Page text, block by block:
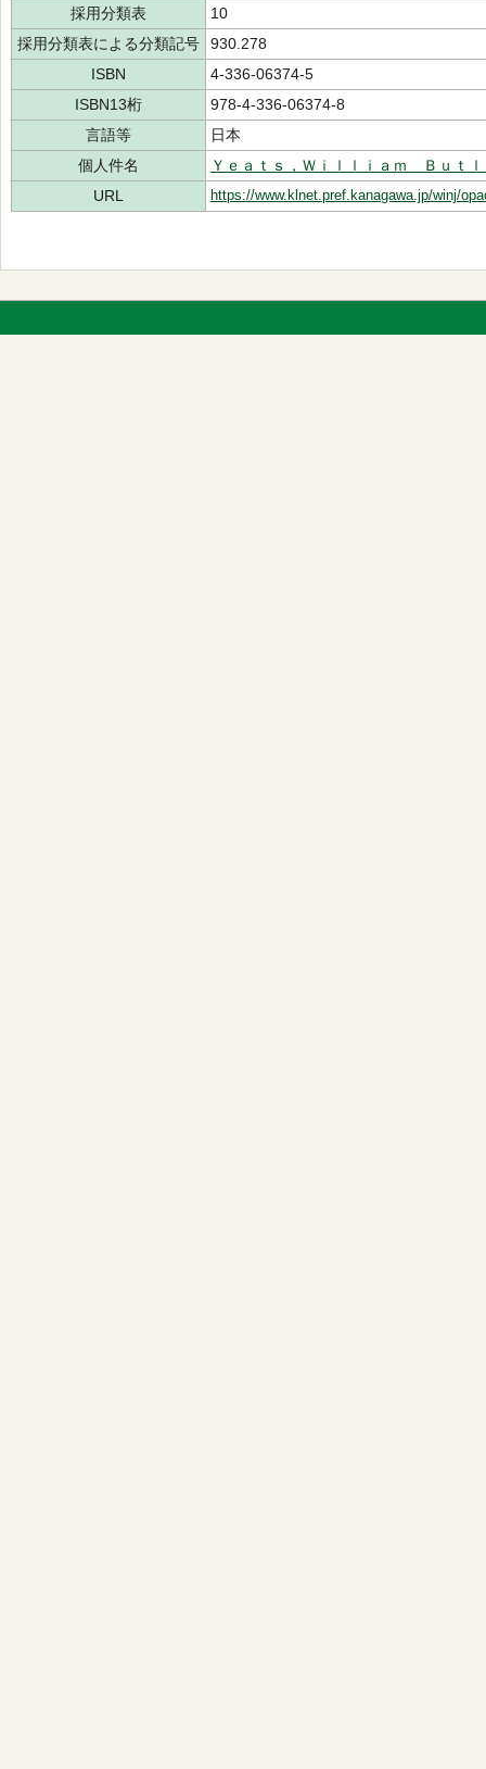
採用分類表
10
採用分類表による分類記号
930.278
ISBN
4-336-06374-5
ISBN13桁
978-4-336-06374-8
言語等
日本
個人件名
Ｙｅａｔｓ，Ｗｉｌｌｉａｍ Ｂｕｔ
URL
https://www.klnet.pref.kanagawa.jp/winj/